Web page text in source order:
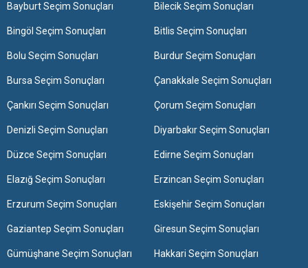
Bayburt Seçim Sonuçları Bilecik Seçim Sonuçları
Bingöl Seçim Sonuçları Bitlis Seçim Sonuçları
Bolu Seçim Sonuçları Burdur Seçim Sonuçları
Bursa Seçim Sonuçları Çanakkale Seçim Sonuçları
Çankırı Seçim Sonuçları Çorum Seçim Sonuçları
Denizli Seçim Sonuçları Diyarbakır Seçim Sonuçları
Düzce Seçim Sonuçları Edirne Seçim Sonuçları
Elazığ Seçim Sonuçları Erzincan Seçim Sonuçları
Erzurum Seçim Sonuçları Eskişehir Seçim Sonuçları
Gaziantep Seçim Sonuçları Giresun Seçim Sonuçları
Gümüşhane Seçim Sonuçları Hakkari Seçim Sonuçları